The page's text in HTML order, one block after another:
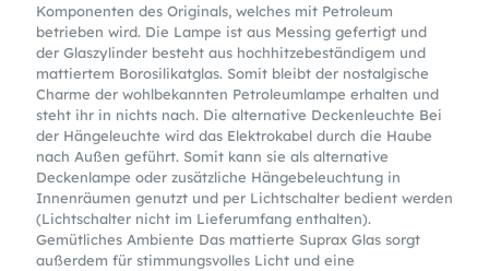
Komponenten des Originals, welches mit Petroleum
betrieben wird. Die Lampe ist aus Messing gefertigt und
der Glaszylinder besteht aus hochhitzebeständigem und
mattiertem Borosilikatglas. Somit bleibt der nostalgische
Charme der wohlbekannten Petroleumlampe erhalten und
steht ihr in nichts nach. Die alternative Deckenleuchte Bei
der Hängeleuchte wird das Elektrokabel durch die Haube
nach Außen geführt. Somit kann sie als alternative
Deckenlampe oder zusätzliche Hängebeleuchtung in
Innenräumen genutzt und per Lichtschalter bedient werden
(Lichtschalter nicht im Lieferumfang enthalten).
Gemütliches Ambiente Das mattierte Suprax Glas sorgt
außerdem für stimmungsvolles Licht und eine